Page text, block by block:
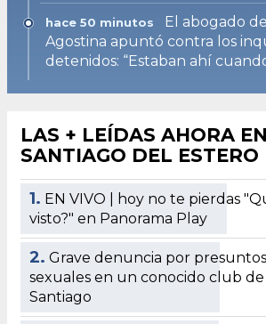
hace 50 minutos
El abogado
Agostina apuntó contra los
detenidos: “Estaban ahí
LAS + LEÍDAS AHORA EN
SANTIAGO DEL ESTERO
1. EN VIVO | hoy no te pierdas
visto?" en Panorama Play
2. Grave denuncia por
sexuales en un conocido club
Santiago